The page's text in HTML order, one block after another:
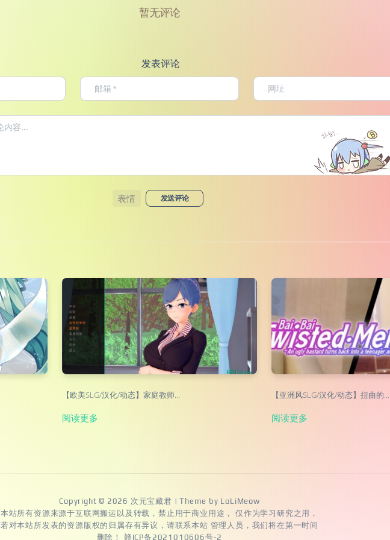
暂无评论
发表评论
表情 发送评论
【欧美SLG/汉化/动态】家庭教师…
阅读更多
【亚洲风SLG/汉化/动态】扭曲的…
阅读更多
Copyright © 2026 次元宝藏君 | Theme by LoLiMeow
本站所有资源来源于互联网搬运以及转载，禁止用于商业用途， 仅作为学习研究之用，
若对本站所发表的资源版权的归属存有异议，请联系本站 管理人员，我们将在第一时间
删除！ 赣ICP备2021010606号-2